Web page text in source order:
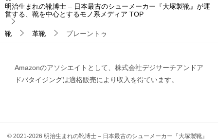
明治生まれの靴博士 – 日本最古のシューメーカー『大塚製靴』が運
営する、靴を中心とするモノ系メディア TOP
靴 革靴 プレーントゥ
Amazonのアソシエイトとして、株式会社デジサーチアンドア
ドバタイジングは適格販売により収入を得ています。
© 2021-2026 明治生まれの靴博士 – 日本最古のシューメーカー『大塚製靴』